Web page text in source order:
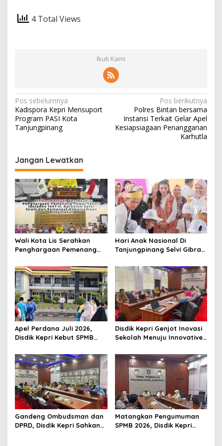
4 Total Views
Ikuti Kami
N
a
v
g
a
s
i
p
o
s
Pos sebelumnya
Kadispora Kepri Mensuport
Program PASI Kota
Tanjungpinang
Pos berikutnya
Polres Bintan bersama
Instansi Terkait Gelar Apel
Kesiapsiagaan Penangganan
Karhutla
Jangan Lewatkan
Wali Kota Lis Serahkan
Penghargaan Pemenang
H, Ajak Masyarakat Terus
Hidupkan Syiar Islam
Hari Anak Nasional Di
Tanjungpinang Selvi Gibran
Nasional RANA
Apel Perdana Juli 2026,
Disdik Kepri Kebut SPMB
Disdik Kepri Genjot Inovasi
Sekolah Menuju Innovative
Gandeng Ombudsman dan
DPRD, Disdik Kepri Sahkan
Matangkan Pengumuman
SPMB 2026, Disdik Kepri